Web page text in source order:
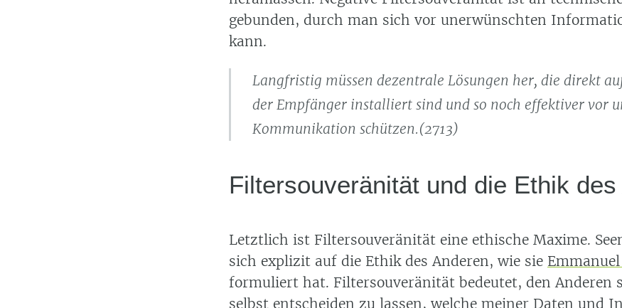
gebunden, durch man sich vor unerwünschten
kann.
Langfristig müssen dezentrale Lösungen her, die direkt
der Empfänger installiert sind und so noch effektiver vor
Kommunikation schützen.(2713)
Filtersouveränität und die Ethik des
Letztlich ist Filtersouveränität eine ethische Maxime.
sich explizit auf die Ethik des Anderen, wie sie
formuliert hat. Filtersouveränität bedeutet, den Anderen
selbst entscheiden zu lassen, welche meiner Daten und